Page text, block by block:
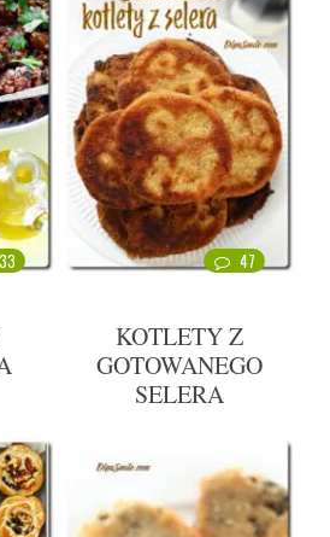
33 47
KOTLETY Z
GOTOWANEGO
SELERA